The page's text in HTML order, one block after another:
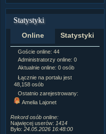
Statystyki
Online Statystyki
Goście online: 44
Administratorzy online: 0
Aktualnie online: 0 osób
Łącznie na portalu jest
48,158 osób
Ostatnio zarejestrowany:
Amelia Lajonet
Rekord osób online:
Najwięcej userów: 1414
Było: 24.05.2026 16:48:00